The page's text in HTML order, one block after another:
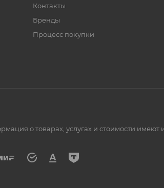
Контакты
Бренды
Процесс покупки
о товарах, услугах и стоимости